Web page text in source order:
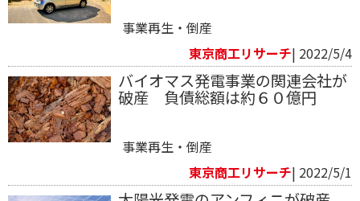
事業再生・倒産
東京商工リサーチ| 2022/5/4
バイオマス発電事業の関連会社が
破産 負債総額は約６０億円
事業再生・倒産
東京商工リサーチ| 2022/5/1